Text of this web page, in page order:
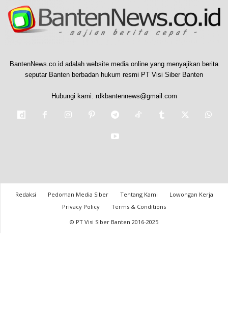
BantenNews.co.id adalah website media online yang menyajikan berita
seputar Banten berbadan hukum resmi PT Visi Siber Banten
Hubungi kami: rdkbantennews@gmail.com
Redaksi Pedoman Media Siber Tentang Kami
Lowongan Kerja
Privacy Policy
Terms & Conditions
© PT Visi Siber Banten 2016-2025